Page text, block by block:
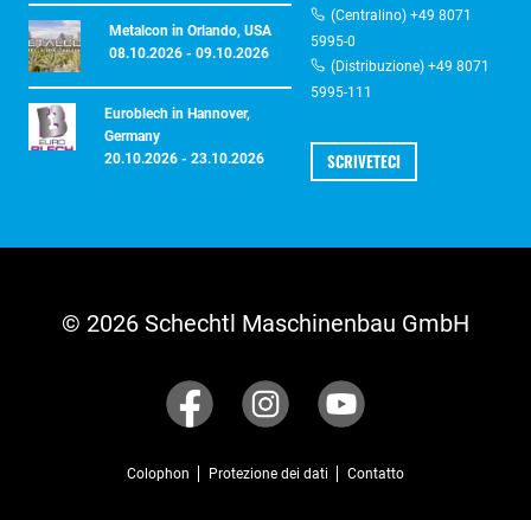
Metalcon in Orlando, USA
08.10.2026 - 09.10.2026
Euroblech in Hannover,
Germany
20.10.2026 - 23.10.2026
(Centralino) +49 8071
5995-0
(Distribuzione) +49 8071
5995-111
SCRIVETECI
© 2026 Schechtl Maschinenbau GmbH
Colophon Protezione dei dati Contatto